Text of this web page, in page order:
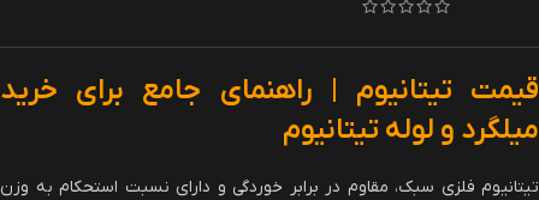
قیمت تیتانیوم | راهنمای جامع برای خرید
میلگرد و لوله تیتانیوم
تیتانیوم فلزی سبک، مقاوم در برابر خوردگی و دارای نسبت استحکام به وزن